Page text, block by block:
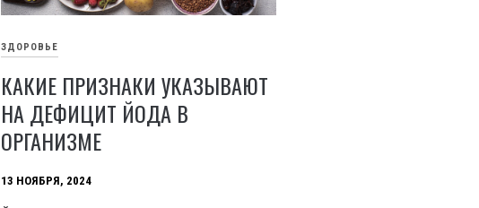
ЗДОРОВЬЕ
КАКИЕ ПРИЗНАКИ УКАЗЫВАЮТ
НА ДЕФИЦИТ ЙОДА В
ОРГАНИЗМЕ
13 НОЯБРЯ, 2024